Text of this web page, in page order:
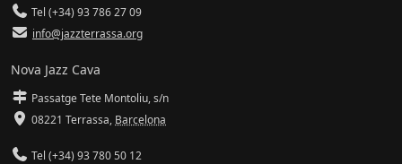
Tel (+34) 93 786 27 09
info@jazzterrassa.org
Nova Jazz Cava
Passatge Tete Montoliu, s/n
08221 Terrassa, Barcelona
Tel (+34) 93 780 50 12